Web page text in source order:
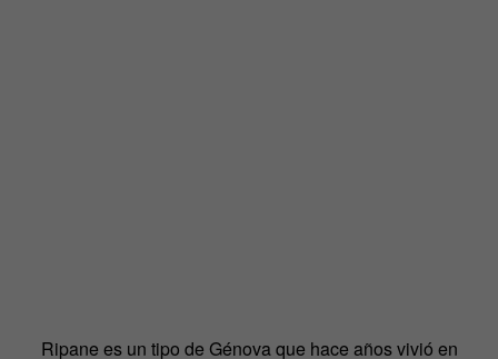
Ripane es un tipo de Génova que hace años vivió en